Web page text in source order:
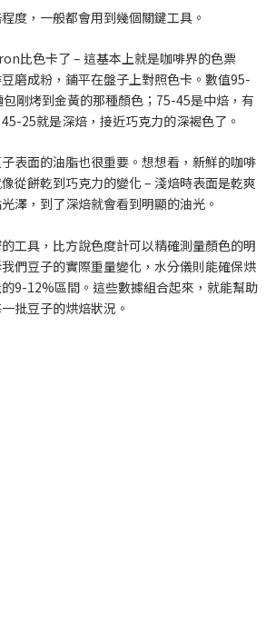
度，一般都會用到幾個關鍵工具。
比色卡了 – 這基本上就是咖啡界的色票
磨成粉，鋪平在盤子上對照色卡。數值95-
剛烤到金黃的那種顏色；75-45是中焙，有
25就是深焙，接近巧克力的深褐色了。
表面的油脂也很重要。想想看，新鮮的咖啡
從餅乾到巧克力的變化 – 淺焙時表面是乾爽
澤，到了深焙就會看到明顯的油光。
工具，比方說色度計可以精確測量顏色的明
們豆子的實際重量變化，水分儀則能確保烘
9-12%區間。這些數據組合起來，就能幫助
批豆子的烘焙狀況。